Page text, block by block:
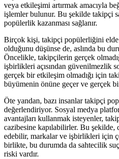
veya etkileşimi artırmak amacıyla
işlemler bulunur. Bu şekilde takipçi
popülerlik kazanması sağlanır.
Birçok kişi, takipçi popülerliğini
olduğunu düşünse de, aslında bu
Öncelikle, takipçilerin gerçek
işbirlikleri açısından güvenilmezlik
gerçek bir etkileşim olmadığı için
büyümenin önüne geçer ve gerçek
Öte yandan, bazı insanlar takipçi
değerlendiriyor. Sosyal medya
avantajları kullanmak isteyenler,
cazibesine kapılabilirler. Bu şekilde,
edebilir, markalar ve işbirlikleri için
birlikte, bu durumda da sahtecilik
riski vardır.